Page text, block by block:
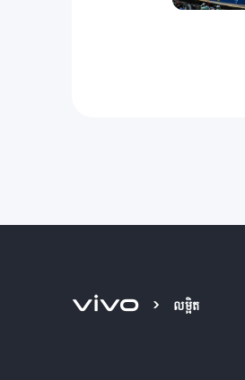
លម្អិត